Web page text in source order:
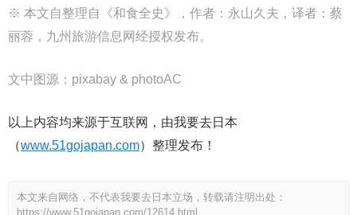
※ 本文自整理自《和食全史》，作者：永山久夫，译者：蔡
丽蓉，九州旅游信息网经授权发布。
文中图源：pixabay & photoAC
以上内容均来源于互联网，由我要去日本
（www.51gojapan.com）整理发布！
本文来自网络，不代表我要去日本立场，转载请注明出处：
https://www.51gojapan.com/12614.html